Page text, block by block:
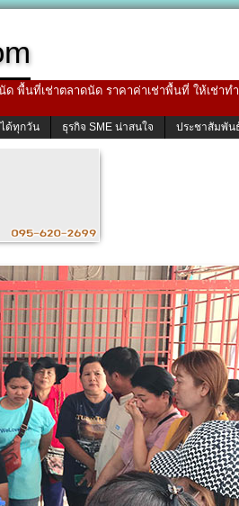
พื้นที่เช่าตลาดนัด ราคาค่าเช่าพื้นที่ ให้เช่า
ด้ทุกวัน ธุรกิจ SME น่าสนใจ ประชาสัมพัน